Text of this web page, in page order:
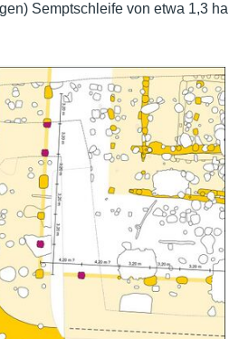
Semptschleife von etwa 1,3 ha